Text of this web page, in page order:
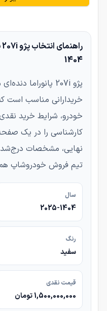
1404
خریدارانی مناسب
خودرو، شرایط خرید
کارشناسی را در یک
نهایی، مشخصات درج‌شده
تیم فروش خودروشاپ
سال
2025-1404
رنگ
سفید
قیمت نقدی
1,500,000,000 تومان